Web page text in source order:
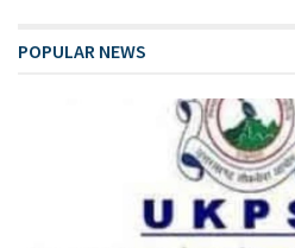
POPULAR NEWS